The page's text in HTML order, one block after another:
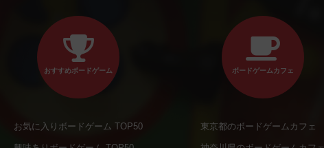
おすすめボードゲーム
お気に入りボードゲーム TOP50
ボードゲームカフェ
東京都のボードゲームカフェ